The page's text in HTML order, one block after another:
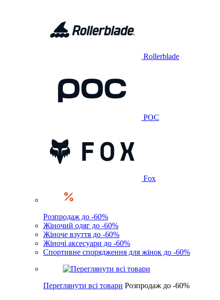
Rollerblade
POC
Fox
Розпродаж до -60%
Жіночий одяг до -60%
Жіноче взуття до -60%
Жіночі аксесуари до -60%
Спортивне спорядження для жінок до -60%
Переглянути всі товари Розпродаж до -60%